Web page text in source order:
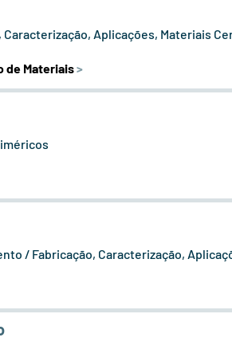
Aplicações, Materiais
de Materiais>
/ Fabricação, Caracterização,